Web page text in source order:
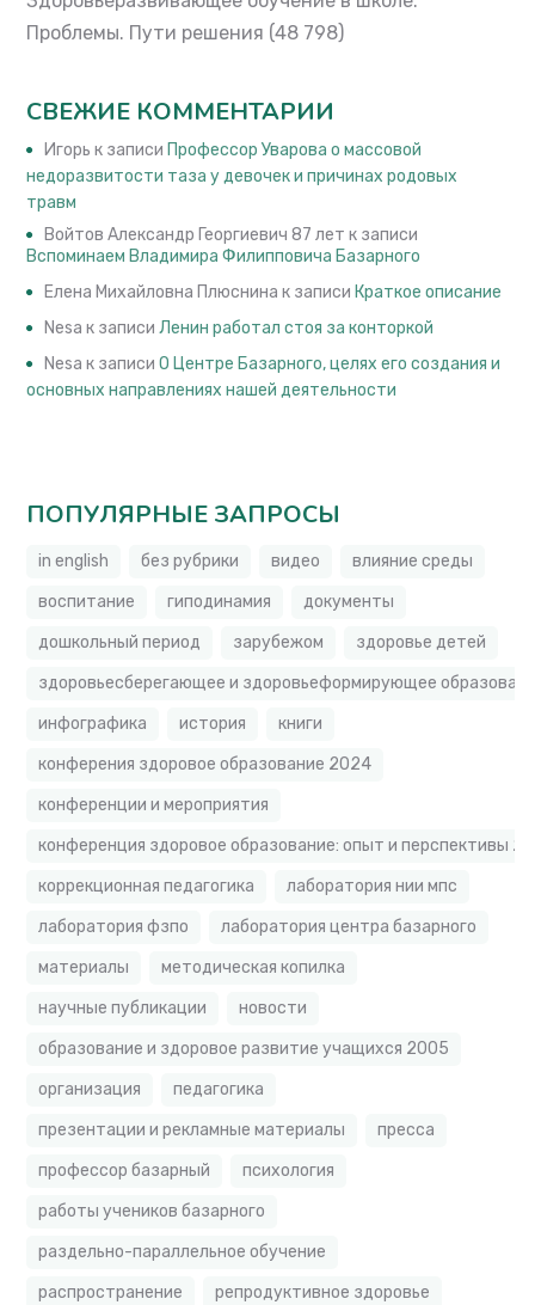
Проблемы. Пути решения (48 798)
СВЕЖИЕ КОММЕНТАРИИ
Игорь к записи Профессор Уварова о массовой
недоразвитости таза у девочек и причинах родовых
травм
Войтов Александр Георгиевич 87 лет к записи
Вспоминаем Владимира Филипповича Базарного
Елена Михайловна Плюснина к записи Краткое описание
Nesa к записиЛенин работал стоя за конторкой
Nesa к записиО Центре Базарного, целях его создания и
основных направлениях нашей деятельности
ПОПУЛЯРНЫЕ ЗАПРОСЫ
in english без рубрики видео
влияние среды
воспитание
гиподинамия
документы
дошкольный период
зарубежом
здоровье детей
здоровьесберегающее и здоровьеформирующее
инфографика
история
книги
конферения здоровое образование 2024
конференции и мероприятия
конференция здоровое образование: опыт и перспективы
коррекционная педагогика
лаборатория нии мпс
лаборатория фзпо
лаборатория центра базарного
материалы
методическая копилка
научные публикации
новости
образование и здоровое развитие учащихся 2005
организация
педагогика
презентации и рекламные материалы
пресса
профессор базарный
психология
работы учеников базарного
раздельно-параллельное обучение
распространение
репродуктивное здоровье